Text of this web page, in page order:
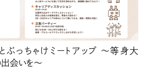
いて
ぶっちゃけミートアップ ～等身大
会いを～